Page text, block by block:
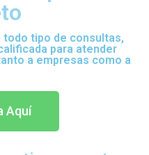
todo tipo de consultas,
para atender
a empresas como a
Aquí